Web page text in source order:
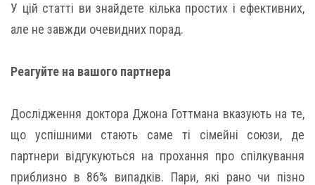
У цій статті ви знайдете кілька простих і ефективних,
але не завжди очевидних порад.
Реагуйте на вашого партнера
Дослідження доктора Джона Готтмана вказують на те,
що успішними стають саме ті сімейні союзи, де
партнери відгукуються на прохання про спілкування
приблизно в 86% випадків. Пари, які рано чи пізно